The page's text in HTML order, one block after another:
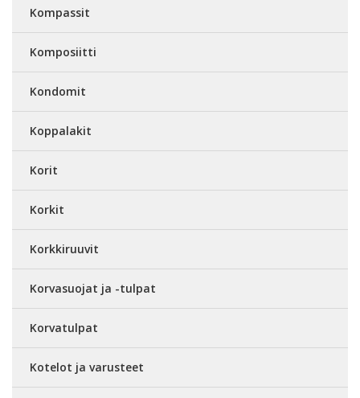
Kompassit
Komposiitti
Kondomit
Koppalakit
Korit
Korkit
Korkkiruuvit
Korvasuojat ja -tulpat
Korvatulpat
Kotelot ja varusteet